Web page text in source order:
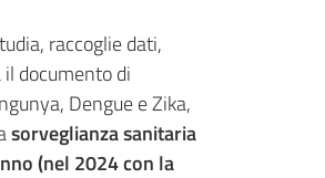
raccoglie dati,
documento di
Dengue e Zika,
sorveglianza sanitaria
(nel 2024 con la